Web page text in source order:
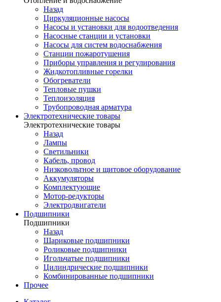
Назад
Циркуляционные насосы
Насосы и установки для водоотведения
Насосные станции и установки
Насосы для систем водоснабжения
Станции пожаротушения
Приборы управления и регулирования
Жидкотопливные горелки
Обогреватели
Тепловые пушки
Теплоизоляция
Трубопроводная арматура
Электротехнические товары
Электротехнические товары
Назад
Лампы
Светильники
Кабель, провод
Низковольтное и щитовое оборудование
Аккумуляторы
Комплектующие
Мотор-редукторы
Электродвигатели
Подшипники
Подшипники
Назад
Шариковые подшипники
Роликовые подшипники
Игольчатые подшипники
Цилиндрические подшипники
Комбинированные подшипники
Прочее